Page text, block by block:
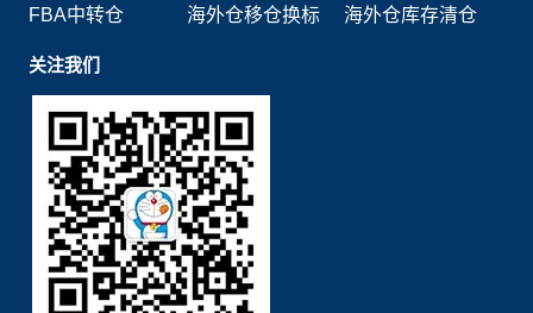
FBA中转仓
海外仓移仓换标 海外仓库存清仓
关注我们